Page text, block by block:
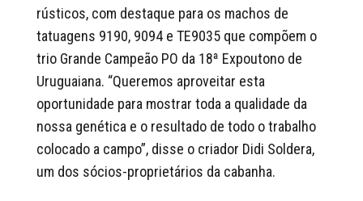
rústicos, com destaque para os machos de
tatuagens 9190, 9094 e TE9035 que compõem o
trio Grande Campeão PO da 18ª Expoutono de
Uruguaiana. “Queremos aproveitar esta
oportunidade para mostrar toda a qualidade da
nossa genética e o resultado de todo o trabalho
colocado a campo”, disse o criador Didi Soldera,
um dos sócios-proprietários da cabanha.